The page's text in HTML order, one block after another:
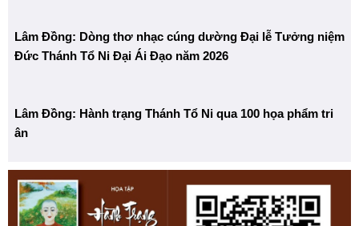
Lâm Đồng: Dòng thơ nhạc cúng dường Đại lễ Tưởng niệm
Đức Thánh Tổ Ni Đại Ái Đạo năm 2026
Lâm Đồng: Hành trạng Thánh Tổ Ni qua 100 họa phẩm tri
ân